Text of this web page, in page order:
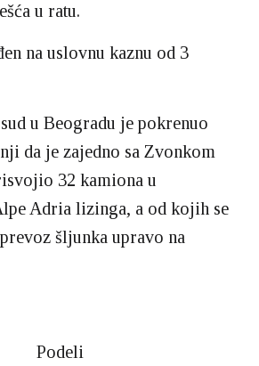
u ratu.
na uslovnu kaznu od 3
u Beogradu je pokrenuo
da je zajedno sa Zvonkom
32 kamiona u
Adria lizinga, a od kojih se
šljunka upravo na
Podeli